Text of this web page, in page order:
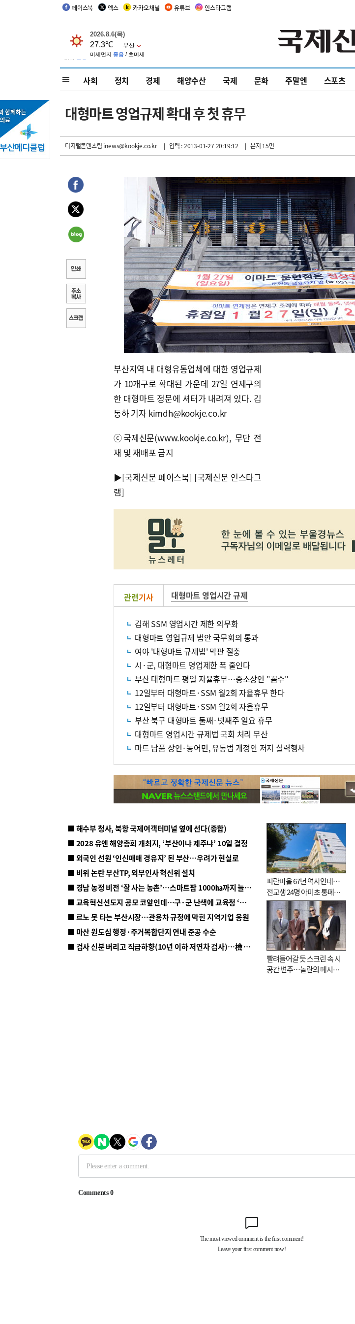
페이스북 엑스 카카오채널 유튜브 인스타그램
사회 정치 경제 해양수산 국제 문화 주말엔 스포츠
대형마트 영업규제 확대 후 첫 휴무
디지털콘텐츠팀 inews@kookje.co.kr | 입력 : 2013-01-27 20:19:12 | 본지 15면
부산지역 내 대형유통업체에 대한 영업규제
가 10개구로 확대된 가운데 27일 연제구의
한 대형마트 정문에 셔터가 내려져 있다. 김
동하 기자 kimdh@kookje.co.kr
ⓒ국제신문(www.kookje.co.kr), 무단 전
재 및 재배포 금지
▶[국제신문 페이스북] [국제신문 인스타그
램]
관련기사 대형마트 영업시간 규제
김해 SSM 영업시간 제한 의무화
대형마트 영업규제 법안 국무회의 통과
여야 '대형마트 규제법' 막판 절충
시·군, 대형마트 영업제한 폭 줄인다
부산 대형마트 평일 자율휴무…중소상인 "꼼수"
12일부터 대형마트·SSM 월2회 자율휴무 한다
12일부터 대형마트·SSM 월2회 자율휴무
부산 북구 대형마트 둘째·넷째주 일요 휴무
대형마트 영업시간 규제법 국회 처리 무산
마트 납품 상인·농어민, 유통법 개정안 저지 실력행사
■ 해수부 청사, 북항 국제여객터미널 옆에 선다(종합)
■ 2028 유엔 해양총회 개최지, ‘부산이냐 제주냐’ 10일 결정
■ 외국인 선원 ‘인신매매 경유지’ 된 부산…우려가 현실로
■ 비위 논란 부산TP, 외부인사 혁신위 설치
■ 경남 농정 비전 ‘잘 사는 농촌’…스마트팜 1000㏊까지 늘린다
■ 교육혁신선도지 공모 코앞인데…구·군 난색에 교육청 ‘쩔쩔’
■ 르노 못 타는 부산시장…관용차 규정에 막힌 지역기업 응원
■ 마산 원도심 행정·주거복합단지 연내 준공 수순
■ 검사 신분 버리고 직급하향(10년 이하 저연차 검사)…檢 중수청행 기피
피란마을 67년 역사인데…
전교생 24명 아미초 통폐합
기로
빨려들어갈 듯 스크린 속 시
공간 변주…놀란의 메시지